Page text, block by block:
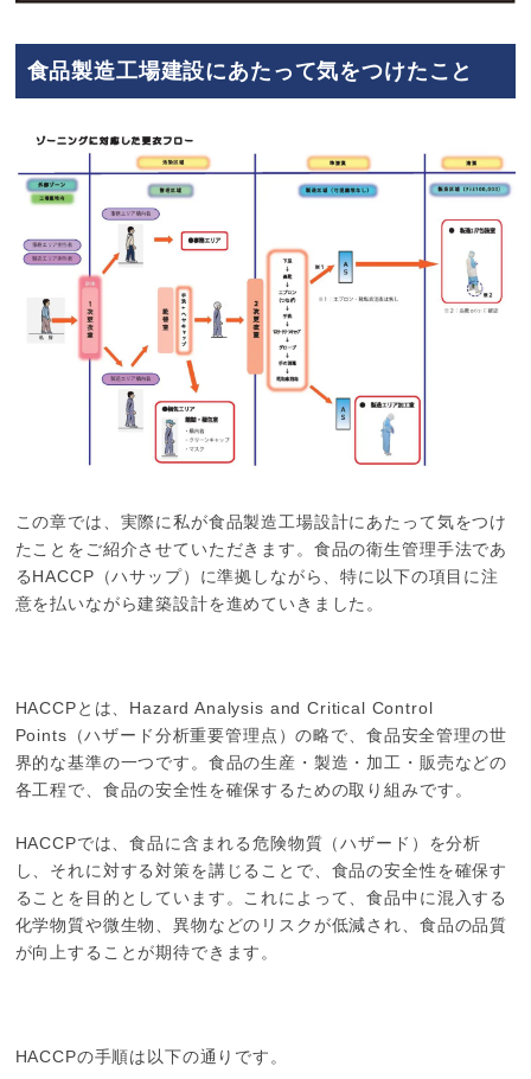
食品製造工場建設にあたって気をつけたこと
この章では、実際に私が食品製造工場設計にあたって気をつけ
たことをご紹介させていただきます。食品の衛生管理手法であ
るHACCP（ハサップ）に準拠しながら、特に以下の項目に注
意を払いながら建築設計を進めていきました。
HACCPとは、Hazard Analysis and Critical Control
Points（ハザード分析重要管理点）の略で、食品安全管理の世
界的な基準の一つです。食品の生産・製造・加工・販売などの
各工程で、食品の安全性を確保するための取り組みです。
HACCPでは、食品に含まれる危険物質（ハザード）を分析
し、それに対する対策を講じることで、食品の安全性を確保す
ることを目的としています。これによって、食品中に混入する
化学物質や微生物、異物などのリスクが低減され、食品の品質
が向上することが期待できます。
HACCPの手順は以下の通りです。